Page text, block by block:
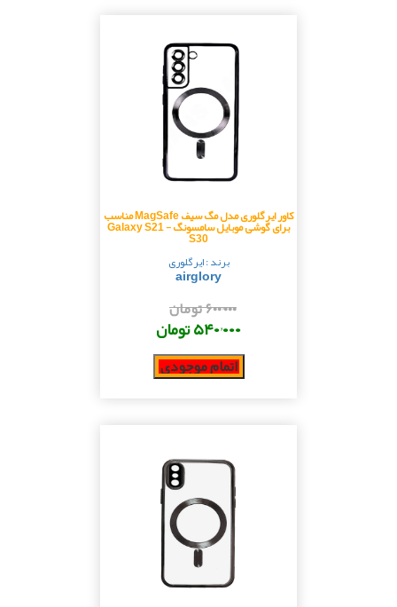
کاور ایرگلوری مدل مگ سیف MagSafe مناسب
برای گوشی موبایل سامسونگ Galaxy S21 -
S30
برند : ایرگلوری
airglory
۶۰۰٬۰۰۰ تومان
۵۴۰٬۰۰۰ تومان
اتمام موجودی